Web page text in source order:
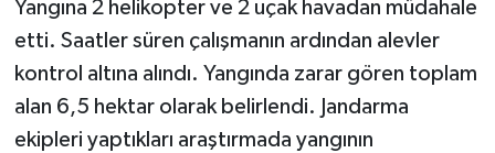
Yangına 2 helikopter ve 2 uçak havadan müdahale
etti. Saatler süren çalışmanın ardından alevler
kontrol altına alındı. Yangında zarar gören toplam
alan 6,5 hektar olarak belirlendi. Jandarma
ekipleri yaptıkları araştırmada yangının